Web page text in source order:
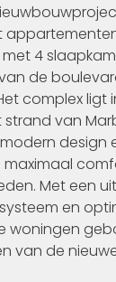
4
de
complex ligt
strand van
design
Met een
en
woningen
van de